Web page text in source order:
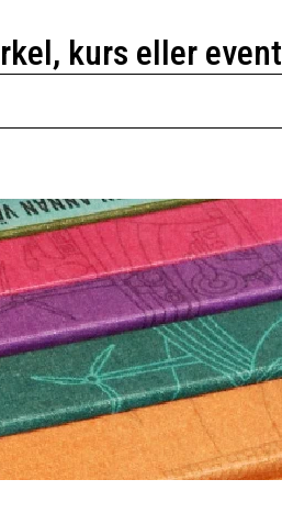
kurs eller event